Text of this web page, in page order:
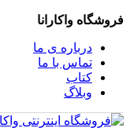
فروشگاه واکارانا
درباره ی ما
تماس با ما
کتاب
وبلاگ